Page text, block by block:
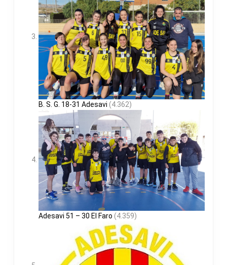
B. S. G. 18-31 Adesavi (4.362)
Adesavi 51 – 30 El Faro (4.359)